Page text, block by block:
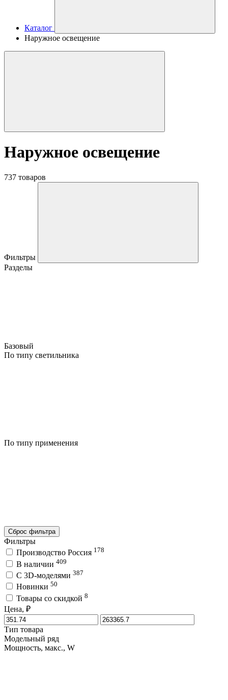
Каталог
Наружное освещение
Наружное освещение
737 товаров
Фильтры
Разделы
Базовый
По типу светильника
По типу применения
Сброс фильтра
Фильтры
Производство Россия 178
В наличии 409
C 3D-моделями 387
Новинки 50
Товары со скидкой 8
Цена, ₽
Тип товара
Модельный ряд
Мощность, макс., W